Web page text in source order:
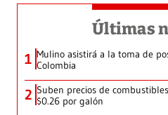
Últimas
1 Mulino asistirá a la toma de
Colombia
2 Suben precios de
$0.26 por galón